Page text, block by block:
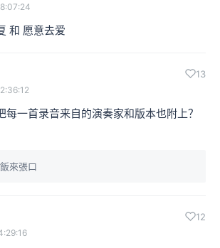
和 愿意去爱
13
每一首录音来自的演奏家和版本也附上？
來張口
12